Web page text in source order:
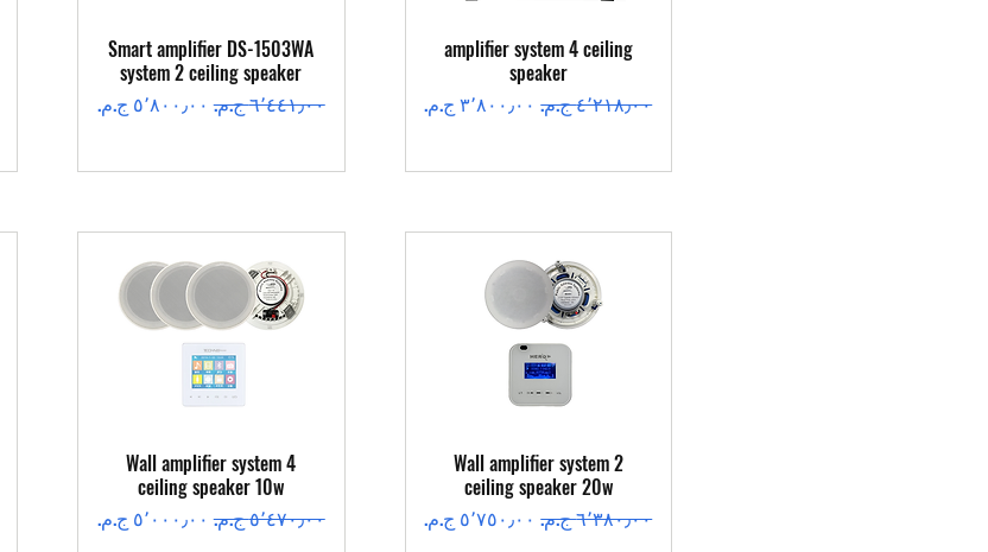
العرض السريع
amplifier system 4 ceiling
speaker
سعر عادي‏٤٬٢١٨٫٠٠ ج.م.‏ سعر البيع
العرض السريع
Smart amplifier DS-1503WA
system 2 ceiling speaker
سعر عادي‏٦٬٤٤١٫٠٠ ج.م.‏ سعر البيع
العرض السريع
Wall amplifier system 2
ceiling speaker 20w
سعر عادي‏٦٬٣٨٠٫٠٠ ج.م.‏ سعر البيع
العرض السريع
Wall amplifier system 4
ceiling speaker 10w
سعر عادي‏٥٬٤٧٠٫٠٠ ج.م.‏ سعر البيع